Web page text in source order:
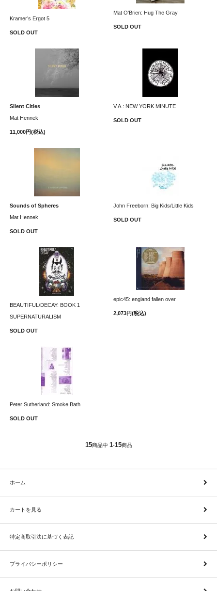
Kramer’s Ergot 5
SOLD OUT
Mat O'Brien: Hug The Gray
SOLD OUT
Silent Cities
Mat Hennek
11,000円(税込)
V.A.: NEW YORK MINUTE
SOLD OUT
Sounds of Spheres
Mat Hennek
SOLD OUT
John Freeborn: Big Kids/Little Kids
SOLD OUT
BEAUTIFUL/DECAY: BOOK 1
SUPERNATURALISM
SOLD OUT
epic45: england fallen over
2,073円(税込)
Peter Sutherland: Smoke Bath
SOLD OUT
15商品中 1-15商品
ホーム
カートを見る
特定商取引法に基づく表記
プライバシーポリシー